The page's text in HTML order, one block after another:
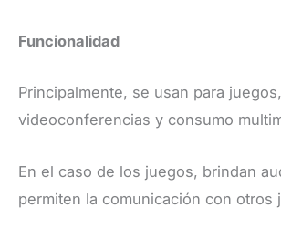
Funcionalidad
Principalmente, se usan para juegos,
videoconferencias y consumo
En el caso de los juegos, brindan
permiten la comunicación con otros